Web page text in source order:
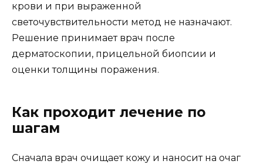
крови и при выраженной
светочувствительности метод не назначают.
Решение принимает врач после
дерматоскопии, прицельной биопсии и
оценки толщины поражения.
Как проходит лечение по
шагам
Сначала врач очищает кожу и наносит на очаг